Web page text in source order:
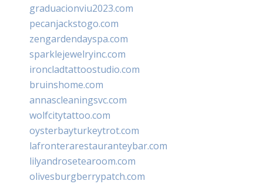
graduacionviu2023.com
pecanjackstogo.com
zengardendayspa.com
sparklejewelryinc.com
ironcladtattoostudio.com
bruinshome.com
annascleaningsvc.com
wolfcitytattoo.com
oysterbayturkeytrot.com
lafronterarestauranteybar.com
lilyandrosetearoom.com
olivesburgberrypatch.com